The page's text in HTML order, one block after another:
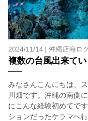
2024/11/14 | 沖縄店海ロ
複数の台風出来てい
みなさんこんにちは、
川畑です。沖縄の南側
にこんな経験初めてで
ションだったケラマへ